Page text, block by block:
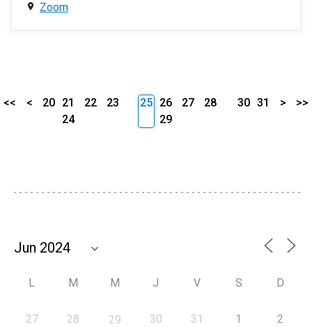
Zoom
<< < 20 21 22
23
24
25 26 27
28
29
30 31 > >>
L M M J V S D
27 28 29 30 31 1 2